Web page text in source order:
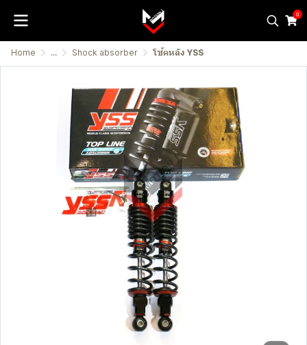
0
Home ... Shock absorber โช้คหลัง YSS